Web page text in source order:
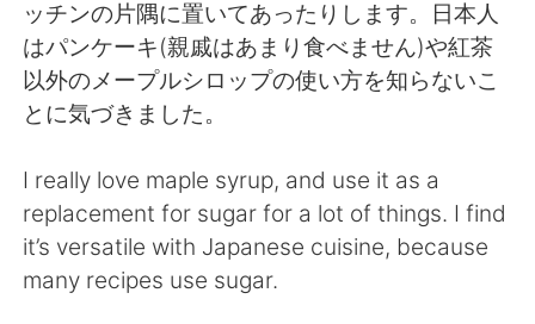
ッチンの片隅に置いてあったりします。日本人
はパンケーキ(親戚はあまり食べません)や紅茶
以外のメープルシロップの使い方を知らないこ
とに気づきました。
I really love maple syrup, and use it as a
replacement for sugar for a lot of things. I find
it’s versatile with Japanese cuisine, because
many recipes use sugar.